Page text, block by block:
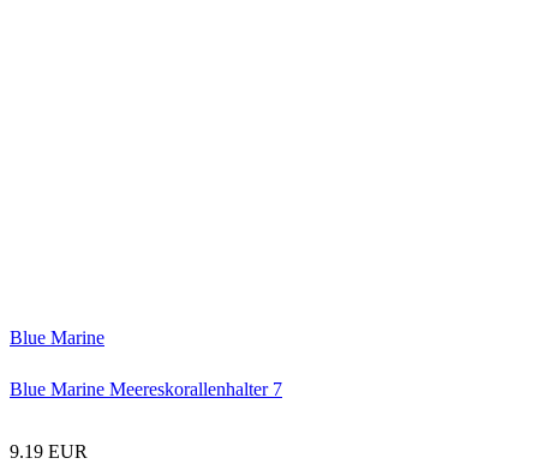
Blue Marine
Blue Marine Meereskorallenhalter 7
9.19 EUR